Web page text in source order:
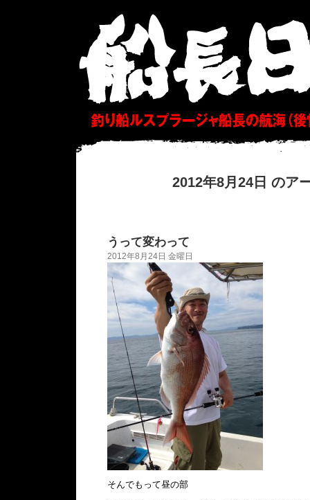
2012年8月24日 のア
うって変わって
2012年8月24日 金曜日
そんでもって昼の部